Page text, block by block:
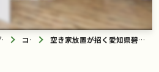
コラム 空き家放置が招く愛知県碧南市名古屋市東区のリスクと賢い活用術